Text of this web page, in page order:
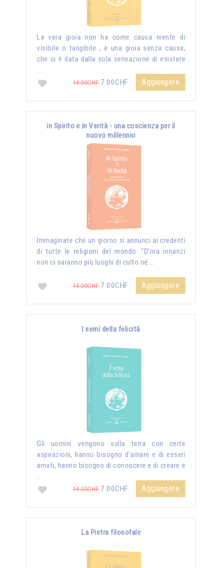
La vera gioia non ha come causa niente di
visibile o tangibile ; è una gioia senza causa,
che ci è data dalla sola sensazione di esistere
…
14.00CHF7.00CHF Aggiungere
in Spirito e in Verità - una coscienza per il
nuovo millennio
Immaginate che un giorno si annunci ai credenti
di tutte le religioni del mondo: "D’ora innanzi
non ci saranno più luoghi di culto né …
14.00CHF7.00CHF Aggiungere
I semi della felicità
Gli uomini vengono sulla terra con certe
aspirazioni, hanno bisogno d’amare e di esseri
amati, hanno bisogno di conoscere e di creare e
…
14.00CHF7.00CHF Aggiungere
La Pietra filosofale